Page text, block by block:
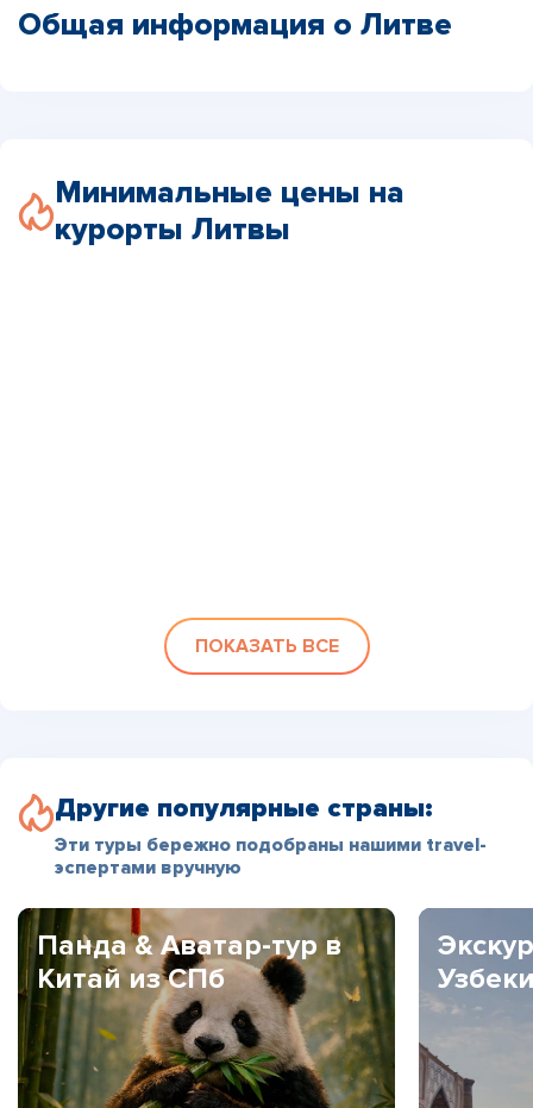
Общая информация о Литве
Минимальные цены на
курорты Литвы
ПОКАЗАТЬ ВСЕ
Другие популярные страны:
Эти туры бережно подобраны нашими travel-
эспертами вручную
Панда & Аватар-тур в
Китай из СПб